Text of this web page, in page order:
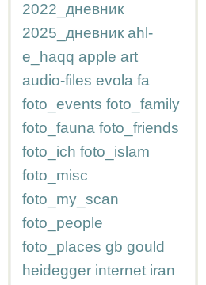
2022_дневник
2025_дневник ahl-
e_haqq apple art
audio-files evola fa
foto_events foto_family
foto_fauna foto_friends
foto_ich foto_islam
foto_misc
foto_my_scan
foto_people
foto_places gb gould
heidegger internet iran